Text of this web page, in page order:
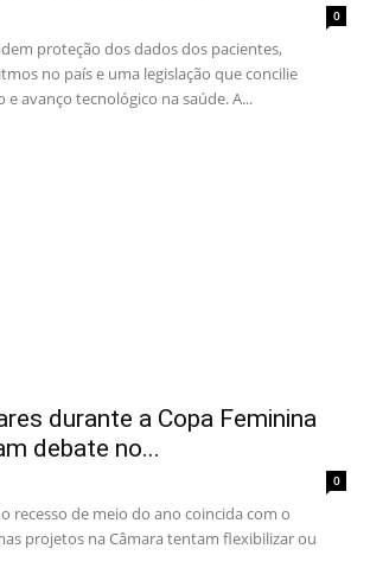
0
proteção dos dados dos pacientes,
no país e uma legislação que concilie
e avanço tecnológico na saúde. A...
durante a Copa Feminina
debate no...
0
recesso de meio do ano coincida com o
projetos na Câmara tentam flexibilizar ou